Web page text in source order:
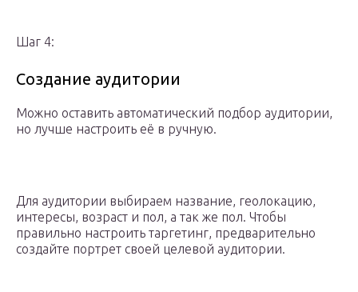
Шаг 4:
Создание аудитории
Можно оставить автоматический подбор аудитории,
но лучше настроить её в ручную.
Для аудитории выбираем название, геолокацию,
интересы, возраст и пол, а так же пол. Чтобы
правильно настроить таргетинг, предварительно
создайте портрет своей целевой аудитории.